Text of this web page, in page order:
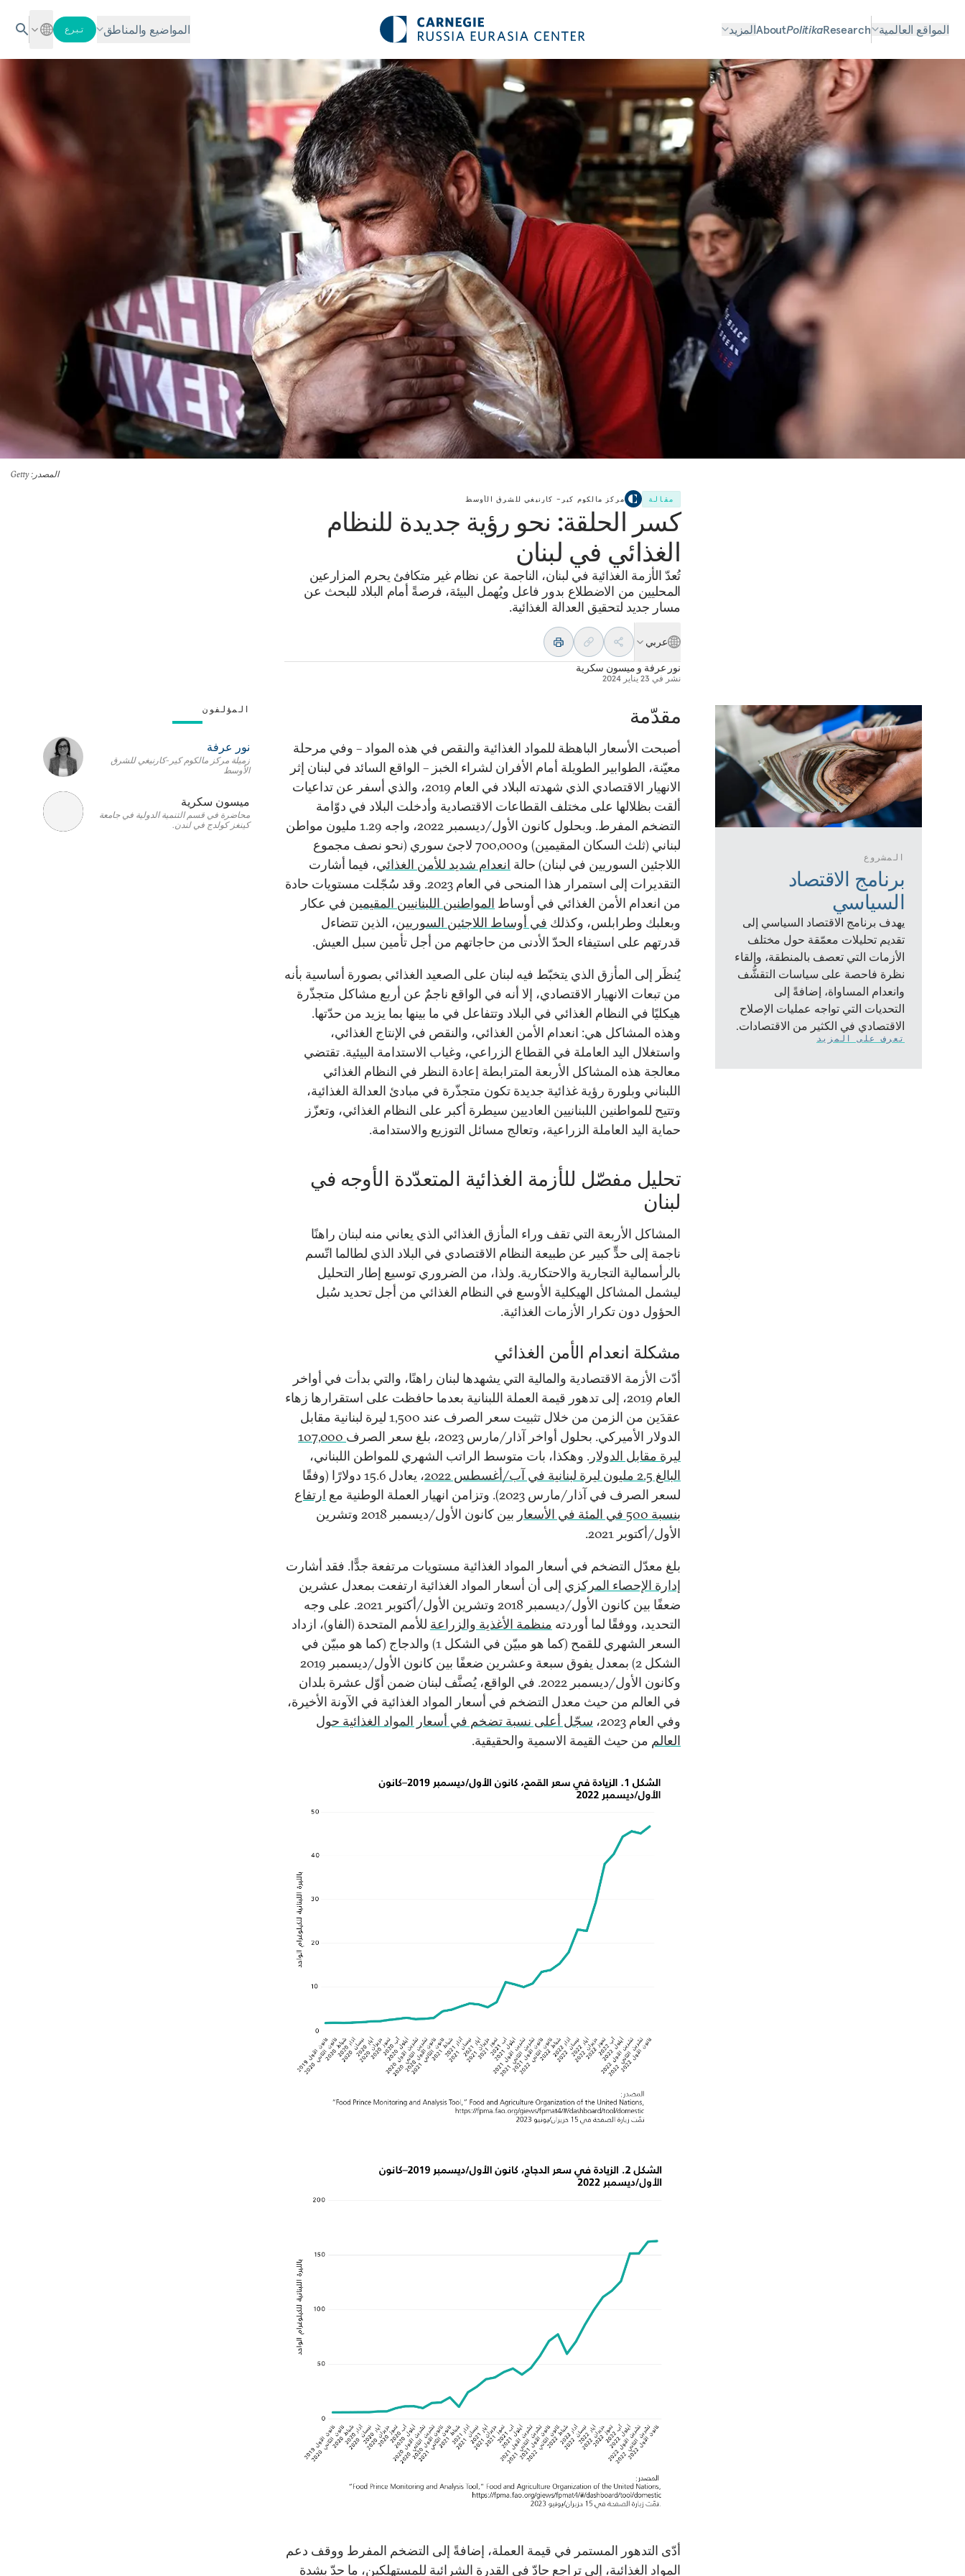
المواقع العالمية Research
Politika
Aboutالمزيد المواضيع والمناطق تبرع
المصدر : Getty
مقالة مركز مالكوم كير– كارنيغي للشرق الأوسط
كسر الحلقة: نحو رؤية جديدة للنظام
الغذائي في لبنان
تُعدّ الأزمة الغذائية في لبنان، الناجمة عن نظام غير متكافئ يحرم المزارعين
المحليين من الاضطلاع بدور فاعل ويُهمل البيئة، فرصةً أمام البلاد للبحث عن
مسار جديد لتحقيق العدالة الغذائية.
عربي
نور عرفة و ميسون سكرية
نشر في 23 يناير 2024
المشروع
برنامج الاقتصاد
السياسي
يهدف برنامج الاقتصاد السياسي إلى
تقديم تحليلات معمّقة حول مختلف
الأزمات التي تعصف بالمنطقة، وإلقاء
نظرة فاحصة على سياسات التقشُّف
وانعدام المساواة، إضافةً إلى
التحديات التي تواجه عمليات الإصلاح
الاقتصادي في الكثير من الاقتصادات.
تعرف على المزيد
مقدّمة
أصبحت الأسعار الباهظة للمواد الغذائية والنقص في هذه المواد – وفي مرحلة
معيّنة، الطوابير الطويلة أمام الأفران لشراء الخبز – الواقع السائد في لبنان إثر
الانهيار الاقتصادي الذي شهدته البلاد في العام 2019، والذي أسفر عن تداعيات
ألقت بظلالها على مختلف القطاعات الاقتصادية وأدخلت البلاد في دوّامة
التضخم المفرط. وبحلول كانون الأول/ديسمبر 2022، واجه 1.29 مليون مواطن
لبناني (ثلث السكان المقيمين) و700,000 لاجئ سوري (نحو نصف مجموع
اللاجئين السوريين في لبنان) حالة انعدام شديد للأمن الغذائي، فيما أشارت
التقديرات إلى استمرار هذا المنحى في العام 2023. وقد سُجّلت مستويات حادة
من انعدام الأمن الغذائي في أوساط المواطنين اللبنانيين المقيمين في عكار
وبعلبك وطرابلس، وكذلك في أوساط اللاجئين السوريين، الذين تتضاءل
قدرتهم على استيفاء الحدّ الأدنى من حاجاتهم من أجل تأمين سبل العيش.
يُنظَر إلى المأزق الذي يتخبّط فيه لبنان على الصعيد الغذائي بصورة أساسية بأنه
من تبعات الانهيار الاقتصادي، إلا أنه في الواقع ناجمٌ عن أربع مشاكل متجذّرة
هيكليًا في النظام الغذائي في البلاد وتتفاعل في ما بينها بما يزيد من حدّتها.
وهذه المشاكل هي: انعدام الأمن الغذائي، والنقص في الإنتاج الغذائي،
واستغلال اليد العاملة في القطاع الزراعي، وغياب الاستدامة البيئية. تقتضي
معالجة هذه المشاكل الأربعة المترابطة إعادة النظر في النظام الغذائي
اللبناني وبلورة رؤية غذائية جديدة تكون متجذّرة في مبادئ العدالة الغذائية،
وتتيح للمواطنين اللبنانيين العاديين سيطرة أكبر على النظام الغذائي، وتعزّز
حماية اليد العاملة الزراعية، وتعالج مسائل التوزيع والاستدامة.
تحليل مفصّل للأزمة الغذائية المتعدّدة الأوجه في
لبنان
المشاكل الأربعة التي تقف وراء المأزق الغذائي الذي يعاني منه لبنان راهنًا
ناجمة إلى حدٍّ كبير عن طبيعة النظام الاقتصادي في البلاد الذي لطالما اتّسم
بالرأسمالية التجارية والاحتكارية. ولذا، من الضروري توسيع إطار التحليل
ليشمل المشاكل الهيكلية الأوسع في النظام الغذائي من أجل تحديد سُبل
الحؤول دون تكرار الأزمات الغذائية.
مشكلة انعدام الأمن الغذائي
أدّت الأزمة الاقتصادية والمالية التي يشهدها لبنان راهنًا، والتي بدأت في أواخر
العام 2019، إلى تدهور قيمة العملة اللبنانية بعدما حافظت على استقرارها زهاء
عقدَين من الزمن من خلال تثبيت سعر الصرف عند 1,500 ليرة لبنانية مقابل
الدولار الأميركي. بحلول أواخر آذار/مارس 2023، بلغ سعر الصرف
107,000
ليرة مقابل الدولار . وهكذا، بات متوسط الراتب الشهري للمواطن اللبناني،
البالغ 2.5 مليون ليرة لبنانية في آب/أغسطس 2022
، يعادل 15.6 دولارًا (وفقًا
لسعر الصرف في آذار/مارس 2023). وتزامن انهيار العملة الوطنية مع
ارتفاع
بنسبة 500 في المئة في الأسعار
بين كانون الأول/ديسمبر 2018 وتشرين
الأول/أكتوبر 2021.
بلغ معدّل التضخم في أسعار المواد الغذائية مستويات مرتفعة جدًّا. فقد أشارت
إدارة الإحصاء المركزي إلى أن أسعار المواد الغذائية ارتفعت بمعدل عشرين
ضعفًا بين كانون الأول/ديسمبر 2018 وتشرين الأول/أكتوبر 2021. على وجه
التحديد، ووفقًا لما أوردته منظمة الأغذية والزراعة للأمم المتحدة (الفاو)، ازداد
السعر الشهري للقمح (كما هو مبيّن في الشكل 1) والدجاج (كما هو مبيّن في
الشكل 2) بمعدل يفوق سبعة وعشرين ضعفًا بين كانون الأول/ديسمبر 2019
وكانون الأول/ديسمبر 2022. في الواقع، يُصنَّف لبنان ضمن أوّل عشرة بلدان
في العالم من حيث معدل التضخم في أسعار المواد الغذائية في الآونة الأخيرة،
وفي العام 2023،
سجّل أعلى نسبة تضخم في أسعار المواد الغذائية حول
العالم من حيث القيمة الاسمية والحقيقية.
أدّى التدهور المستمر في قيمة العملة، إضافةً إلى التضخم المفرط ووقف دعم
المواد الغذائية، إلى تراجع حادّ في القدرة الشرائية للمستهلكين، ما حدّ بشدة
المؤلفون
نور عرفة
زميلة مركز مالكوم كير-كارنيغي للشرق
الأوسط
ميسون سكرية
محاضرة في قسم التنمية الدولية في جامعة
كينغز كولدج في لندن.